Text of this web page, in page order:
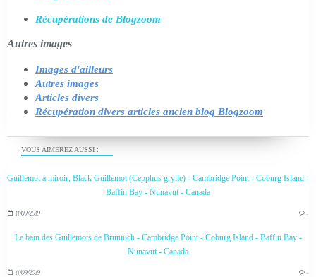
VOUS AIMEREZ AUSSI :
Guillemot à miroir, Black Guillemot (Cepphus grylle) - Cambridge Point - Coburg Island -
Baffin Bay - Nunavut - Canada
11/09/2019 …
Le bain des Guillemots de Brünnich - Cambridge Point - Coburg Island - Baffin Bay -
Nunavut - Canada
11/09/2019 …
Récupérations de Blogzoom
Autres images
Images d'ailleurs
Autres images
Articles divers
Récupération divers articles ancien blog Blogzoom